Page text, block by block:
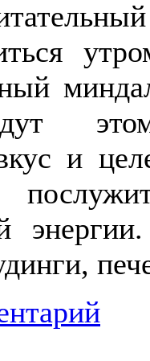
и